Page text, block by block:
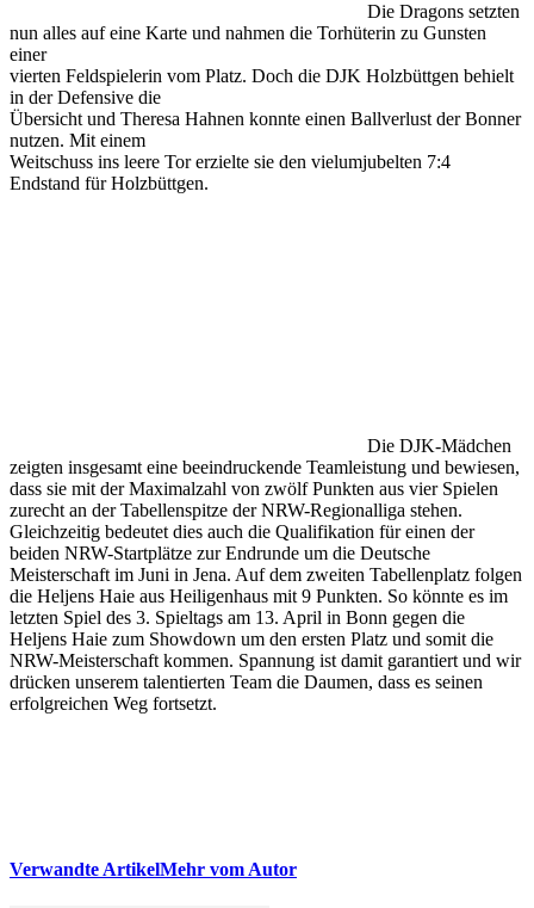
Die Dragons setzten
nun alles auf eine Karte und nahmen die Torhüterin zu Gunsten
einer
vierten Feldspielerin vom Platz. Doch die DJK Holzbüttgen behielt
in der Defensive die
Übersicht und Theresa Hahnen konnte einen Ballverlust der Bonner
nutzen. Mit einem
Weitschuss ins leere Tor erzielte sie den vielumjubelten 7:4
Endstand für Holzbüttgen.
Die DJK-Mädchen
zeigten insgesamt eine beeindruckende Teamleistung und bewiesen,
dass sie mit der Maximalzahl von zwölf Punkten aus vier Spielen
zurecht an der Tabellenspitze der NRW-Regionalliga stehen.
Gleichzeitig bedeutet dies auch die Qualifikation für einen der
beiden NRW-Startplätze zur Endrunde um die Deutsche
Meisterschaft im Juni in Jena. Auf dem zweiten Tabellenplatz folgen
die Heljens Haie aus Heiligenhaus mit 9 Punkten. So könnte es im
letzten Spiel des 3. Spieltags am 13. April in Bonn gegen die
Heljens Haie zum Showdown um den ersten Platz und somit die
NRW-Meisterschaft kommen. Spannung ist damit garantiert und wir
drücken unserem talentierten Team die Daumen, dass es seinen
erfolgreichen Weg fortsetzt.
Verwandte ArtikelMehr vom Autor